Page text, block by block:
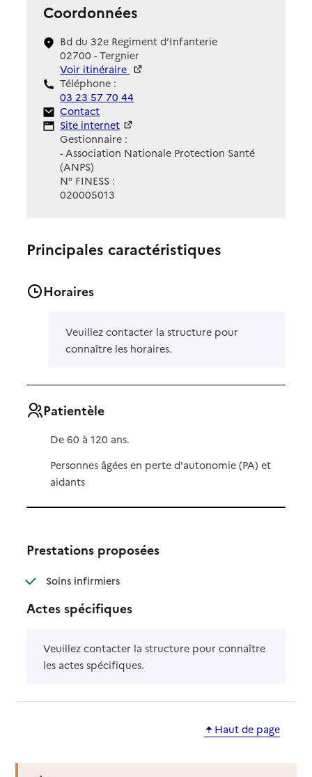
Coordonnées
Bd du 32e Regiment d’Infanterie
02700 - Tergnier
Voir itinéraire
Téléphone :
03 23 57 70 44
Contact
Contact
Site Internet
Site internet
Gestionnaire :
- Association Nationale Protection Santé
(ANPS)
N° FINESS :
020005013
Principales caractéristiques
Horaires
Veuillez contacter la structure pour
connaître les horaires.
Patientèle
De 60 à 120 ans.
Personnes âgées en perte d'autonomie (PA) et
aidants
Prestations proposées
Soins infirmiers: disponible
: non disponible
Actes spécifiques
Veuillez contacter la structure pour connaître
les actes spécifiques.
Haut de page